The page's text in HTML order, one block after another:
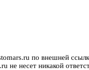
по внешней
не несет никакой